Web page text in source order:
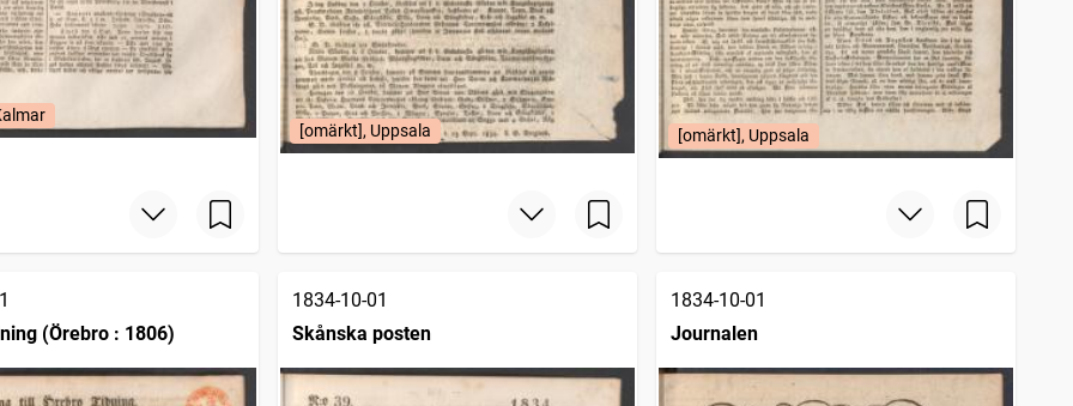
[omärkt], Uppsala [omärkt], Uppsala
(Örebro : 1806)
1834-10-01
Skånska posten
1834-10-01
Journalen